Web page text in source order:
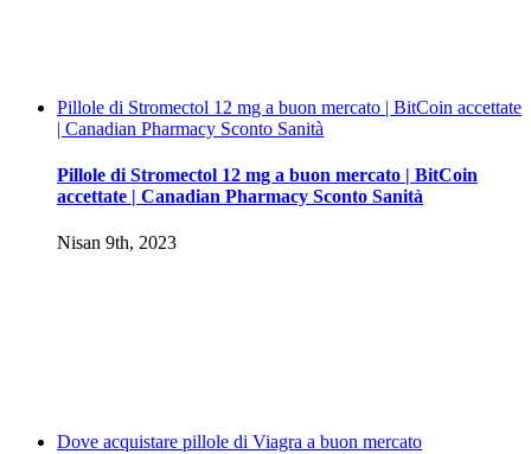
Pillole di Stromectol 12 mg a buon mercato | BitCoin accettate
| Canadian Pharmacy Sconto Sanità
Pillole di Stromectol 12 mg a buon mercato | BitCoin
accettate | Canadian Pharmacy Sconto Sanità
Nisan 9th, 2023
Dove acquistare pillole di Viagra a buon mercato